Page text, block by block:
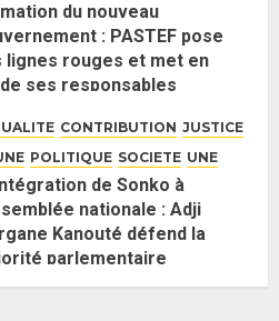
du nouveau
: PASTEF pose
lignes rouges et met en
ses responsables
CONTRIBUTION JUSTICE
POLITIQUE SOCIETE UNE
de Sonko à
nationale : Adji
Kanouté défend la
parlementaire
MAI 2026 0